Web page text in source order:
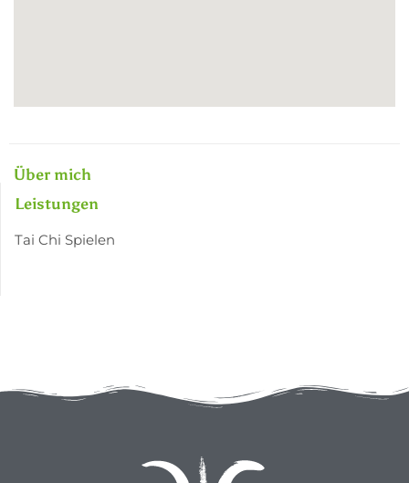
Über mich
Leistungen
Tai Chi Spielen